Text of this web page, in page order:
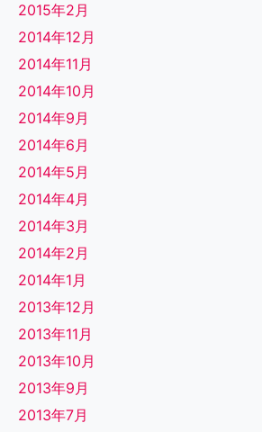
2015年2月
2014年12月
2014年11月
2014年10月
2014年9月
2014年6月
2014年5月
2014年4月
2014年3月
2014年2月
2014年1月
2013年12月
2013年11月
2013年10月
2013年9月
2013年7月